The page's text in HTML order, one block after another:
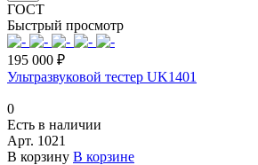
ГОСТ
Быстрый просмотр
195 000 ₽
Ультразвуковой тестер UK1401
0
Есть в наличии
Арт. 1021
В корзину В корзине